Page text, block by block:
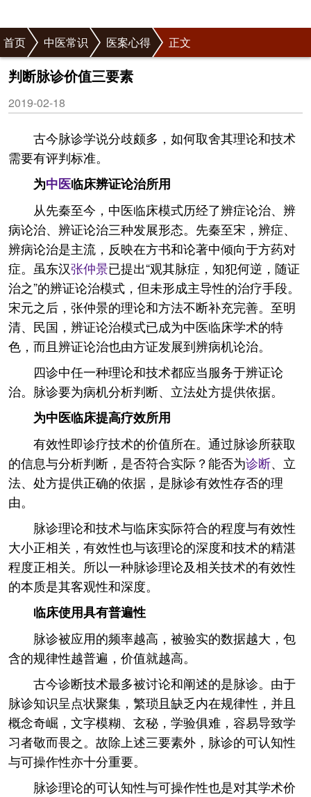
首页 中医常识 医案心得 正文
判断脉诊价值三要素
2019-02-18
古今脉诊学说分歧颇多，如何取舍其理论和技术
需要有评判标准。
为中医临床辨证论治所用
从先秦至今，中医临床模式历经了辨症论治、辨
病论治、辨证论治三种发展形态。先秦至宋，辨症、
辨病论治是主流，反映在方书和论著中倾向于方药对
症。虽东汉张仲景已提出“观其脉症，知犯何逆，随证
治之”的辨证论治模式，但未形成主导性的治疗手段。
宋元之后，张仲景的理论和方法不断补充完善。至明
清、民国，辨证论治模式已成为中医临床学术的特
色，而且辨证论治也由方证发展到辨病机论治。
四诊中任一种理论和技术都应当服务于辨证论
治。脉诊要为病机分析判断、立法处方提供依据。
为中医临床提高疗效所用
有效性即诊疗技术的价值所在。通过脉诊所获取
的信息与分析判断，是否符合实际？能否为诊断、立
法、处方提供正确的依据，是脉诊有效性存否的理
由。
脉诊理论和技术与临床实际符合的程度与有效性
大小正相关，有效性也与该理论的深度和技术的精湛
程度正相关。所以一种脉诊理论及相关技术的有效性
的本质是其客观性和深度。
临床使用具有普遍性
脉诊被应用的频率越高，被验实的数据越大，包
含的规律性越普遍，价值就越高。
古今诊断技术最多被讨论和阐述的是脉诊。由于
脉诊知识呈点状聚集，繁琐且缺乏内在规律性，并且
概念奇崛，文字模糊、玄秘，学验俱难，容易导致学
习者敬而畏之。故除上述三要素外，脉诊的可认知性
与可操作性亦十分重要。
脉诊理论的可认知性与可操作性也是对其学术价